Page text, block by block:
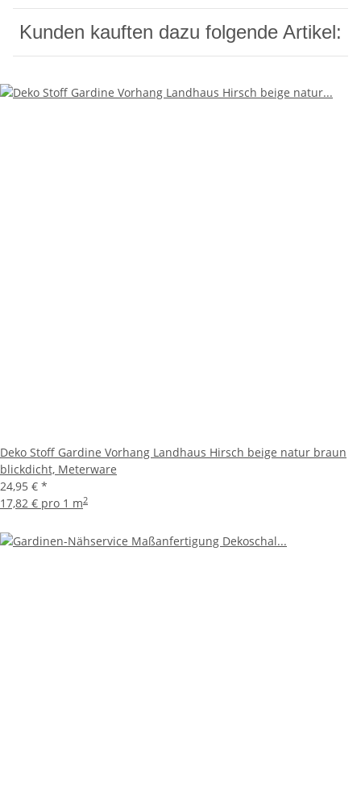
Kunden kauften dazu folgende Artikel:
Deko Stoff Gardine Vorhang Landhaus Hirsch beige natur braun
blickdicht, Meterware
24,95 € *
17,82 € pro 1 m2